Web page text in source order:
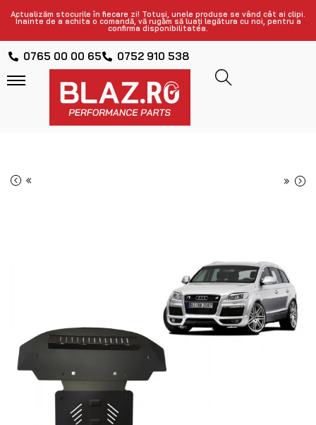
Actualizăm stocurile în fiecare zi! Totuși, unele produse se vând cât ai clipi.
Înainte de a achita o comandă, vă rugăm să luați legătura cu noi, pentru a
confirma disponibilitatea.
0765 00 00 65 0752 910 538
« »